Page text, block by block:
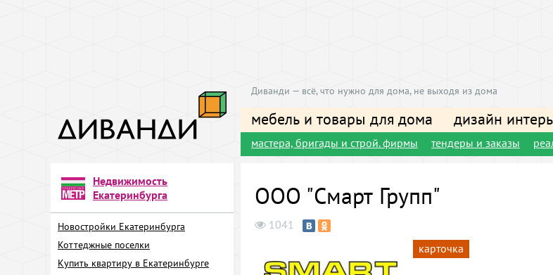
Диванди — всё, что нужно для дома, не выходя из дома
мебель и товары для дома дизайн
мастера, бригады и строй. фирмы тендеры и заказы
Недвижимость
Екатеринбурга
Новостройки Екатеринбурга
Коттеджные поселки
Купить квартиру в Екатеринбурге
ООО "Смарт Групп"
1041
карточка